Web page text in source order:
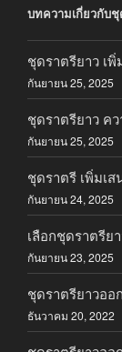
บทความเกี่ยวกับชุ
ชุดราตรียาว เ
กันยายน 25, 2025
ชุดราตรียาว ค
กันยายน 25, 2025
ชุดราตรี เพิ่มเ
กันยายน 24, 2025
เลือกชุดราตรีย
กันยายน 23, 2025
ชุดราตรียาวออ
ธันวาคม 20, 2022